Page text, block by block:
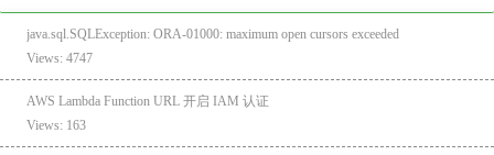
java.sql.SQLException: ORA-01000: maximum open cursors exceeded
Views: 4747
AWS Lambda Function URL 开启 IAM 认证
Views: 163